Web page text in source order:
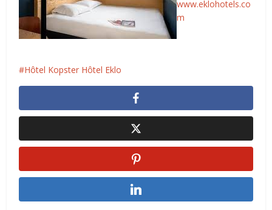
www.eklohotels.co
m
Hôtel Kopster Hôtel Eklo